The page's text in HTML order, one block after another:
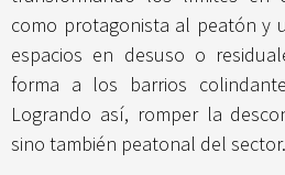
como protagonista al peatón y
espacios en desuso o
forma a los barrios
Logrando así, romper la
sino también peatonal del sector.